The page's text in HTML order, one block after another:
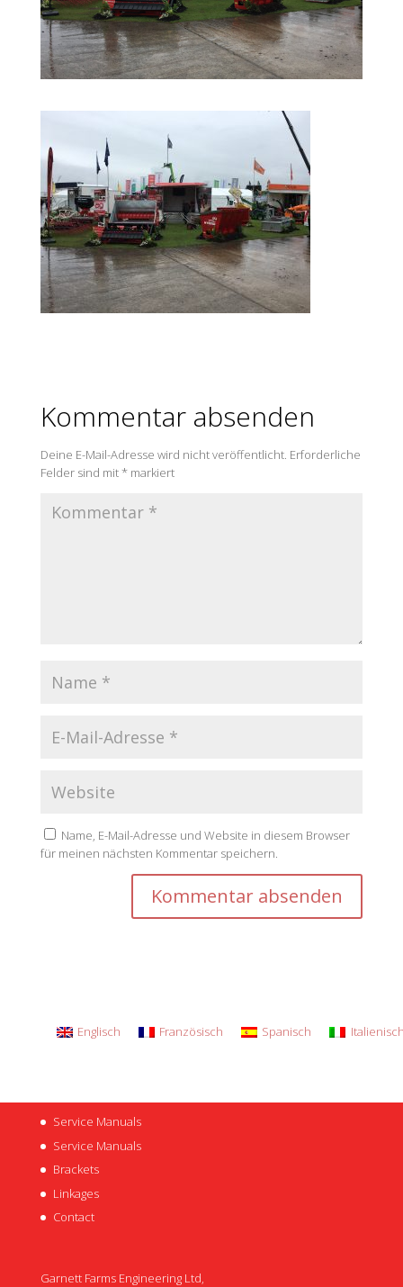
Kommentar absenden
Deine E-Mail-Adresse wird nicht veröffentlicht. Erforderliche
Felder sind mit*markiert
Name, E-Mail-Adresse und Website in diesem Browser
für meinen nächsten Kommentar speichern.
Englisch Französisch Spanisch
Service Manuals
Service Manuals
Brackets
Linkages
Contact
Garnett Farms Engineering Ltd,